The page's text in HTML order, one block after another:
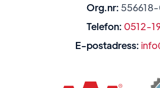
Org.nr: 556618-
Telefon: 0512-
E-postadress: